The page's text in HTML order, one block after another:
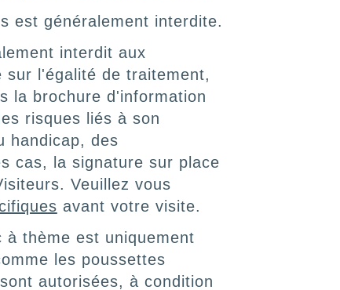
est généralement interdite.
interdit aux
sur l'égalité de traitement,
la brochure d'information
risques liés à son
handicap, des
cas, la signature sur place
Veuillez vous
avant votre visite.
à thème est uniquement
les poussettes
autorisées, à condition